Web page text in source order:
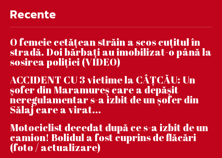
Recente
O femeie cetățean străin a scos cuțitul în
stradă. Doi bărbați au imobilizat-o până la
sosirea poliției (VIDEO)
ACCIDENT CU 3 victime la CÂȚCĂU: Un
șofer din Maramureș care a depășit
neregulamentar s-a izbit de un șofer din
Sălaj care a virat...
Motociclist decedat după ce s-a izbit de un
camion! Bolidul a fost cuprins de flăcări
(foto / actualizare)